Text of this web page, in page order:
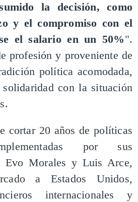
la decisión, como
y el compromiso con el
el salario en un 50%".
profesión y proveniente de
política acomodada,
con la situación
cortar 20 años de políticas
por sus
Evo Morales y Luis Arce,
a Estados Unidos,
internacionales y